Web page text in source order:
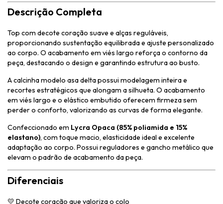
Descrição Completa
Top com decote coração suave e alças reguláveis,
proporcionando sustentação equilibrada e ajuste personalizado
ao corpo. O acabamento em viés largo reforça o contorno da
peça, destacando o design e garantindo estrutura ao busto.
A calcinha modelo asa delta possui modelagem inteira e
recortes estratégicos que alongam a silhueta. O acabamento
em viés largo e o elástico embutido oferecem firmeza sem
perder o conforto, valorizando as curvas de forma elegante.
Confeccionado em Lycra Opaca (85% poliamida e 15%
elastano), com toque macio, elasticidade ideal e excelente
adaptação ao corpo. Possui reguladores e gancho metálico que
elevam o padrão de acabamento da peça.
Diferenciais
💛 Decote coração que valoriza o colo